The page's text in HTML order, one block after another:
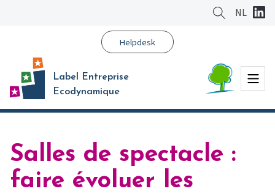
NL
Helpdesk
Label Entreprise
Ecodynamique
Menu
Salles de spectacle :
faire évoluer les